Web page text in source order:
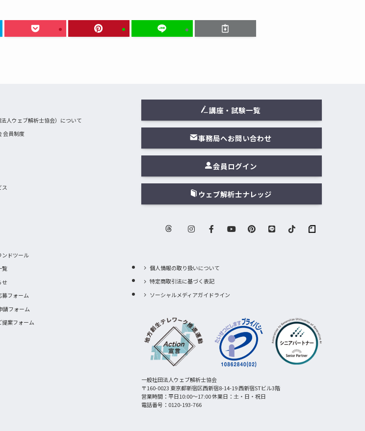
人ウェブ解析士協会）について
会員制度
ス
ンドツール
覧
せ
フォーム
請フォーム
案フォーム
講座・試験一覧
事務局へお問い合わせ
会員ログイン
ウェブ解析士ナレッジ
個人情報の取り扱いについて
特定商取引法に基づく表記
ソーシャルメディアガイドライン
一般社団法人ウェブ解析士協会
〒160-0023 東京都新宿区西新宿8-14-19 西新宿STビル3階
営業時間：平日10:00〜17:00 休業日：土・日・祝日
電話番号：0120-193-766